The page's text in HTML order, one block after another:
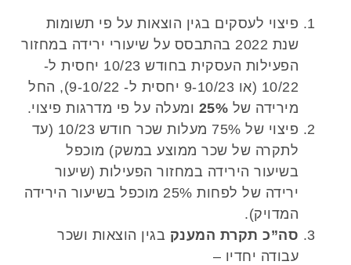
פיצוי לעסקים בגין הוצאות על פי תשומות
שנת 2022 בהתבסס על שיעורי ירידה במחזור
הפעילות העסקית בחודש 10/23 יחסית ל-
10/22 (או 9-10/23 יחסית ל- 9-10/22), החל
מירידה של 25% ומעלה על פי מדרגות פיצוי.
פיצוי של 75% מעלות שכר חודש 10/23 (עד
לתקרה של שכר ממוצע במשק) מוכפל
בשיעור הירידה במחזור הפעילות (שיעור
ירידה של לפחות 25% מוכפל בשיעור הירידה
המדויק).
סה”כ תקרת המענק בגין הוצאות ושכר
עבודה יחדיו –